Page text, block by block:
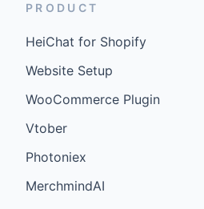
PRODUCT
HeiChat for Shopify
Website Setup
WooCommerce Plugin
Vtober
Photoniex
MerchmindAI